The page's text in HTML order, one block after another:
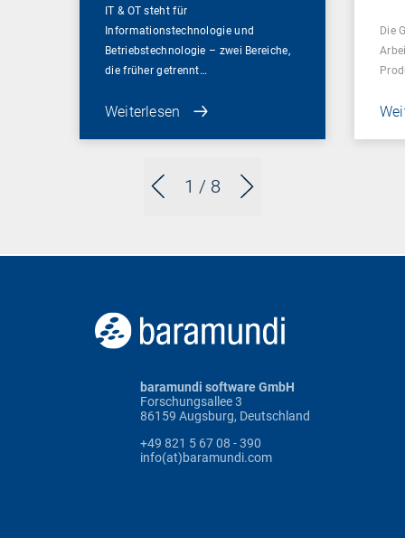
1 / 8
IT & OT steht für
Informationstechnologie und
Betriebstechnologie – zwei Bereiche,
die früher getrennt…
Weiterlesen
Die
baramundi software GmbH
Forschungsallee 3
86159 Augsburg, Deutschland
+49 821 5 67 08 - 390
info(at)baramundi.com